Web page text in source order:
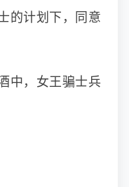
的计划下，同意
中，女王骗士兵